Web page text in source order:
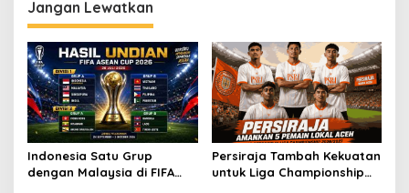
Jangan Lewatkan
Indonesia Satu Grup
dengan Malaysia di FIFA
Persiraja Tambah Kekuatan
untuk Liga Championship